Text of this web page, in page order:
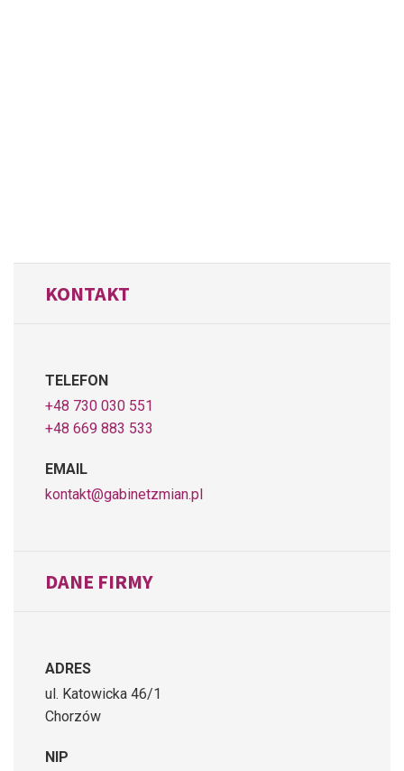
KONTAKT
TELEFON
+48 730 030 551
+48 669 883 533
EMAIL
kontakt@gabinetzmian.pl
DANE FIRMY
ADRES
ul. Katowicka 46/1
Chorzów
NIP